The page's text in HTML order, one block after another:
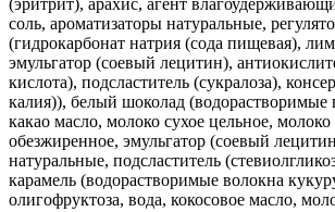
соль, ароматизаторы натуральные,
(гидрокарбонат натрия (сода пищевая),
эмульгатор (соевый лецитин),
кислота), подсластитель (сукралоза),
калия)), белый шоколад (водорастворимые
какао масло, молоко сухое цельное, молоко
обезжиренное, эмульгатор (соевый
натуральные, подсластитель
карамель (водорастворимые волокна
олигофруктоза, вода, кокосовое масло,